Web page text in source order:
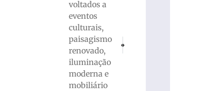
voltados a
eventos
culturais,
paisagismo
renovado,
iluminação
moderna e
mobiliário
PRÓXIMO